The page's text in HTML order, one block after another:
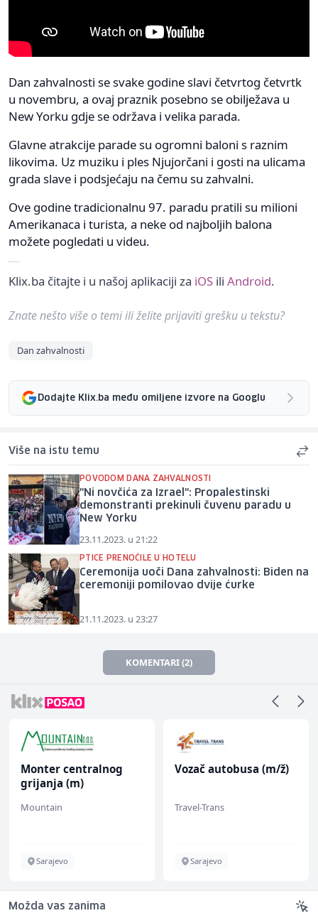
Dan zahvalnosti se svake godine slavi četvrtog četvrtk
u novembru, a ovaj praznik posebno se obilježava u
New Yorku gdje se održava i velika parada.
Glavne atrakcije parade su ogromni baloni s raznim
likovima. Uz muziku i ples Njujorčani i gosti na ulicama
grada slave i podsjećaju na čemu su zahvalni.
Ove godine tradicionalnu 97. paradu pratili su milioni
Amerikanaca i turista, a neke od najboljih balona
možete pogledati u videu.
Klix.ba čitajte i u našoj aplikaciji za iOS ili Android.
Znate nešto više o temi ili želite prijaviti grešku u tekstu?
Dan zahvalnosti
Dodajte Klix.ba među omiljene izvore na Googlu
Više na istu temu
POVODOM DANA ZAHVALNOSTI
"Ni novčića za Izrael": Propalestinski
demonstranti prekinuli čuvenu paradu u
New Yorku
23.11.2023. u 21:22
PTICE PRENOĆILE U HOTELU
Ceremonija uoči Dana zahvalnosti: Biden na
ceremoniji pomilovao dvije ćurke
21.11.2023. u 23:27
KOMENTARI (2)
Vozač autobusa (m/ž)
Travel-Trans
Sarajevo
Multimedijalni
Kalea
Ilijaš
Možda vas zanima